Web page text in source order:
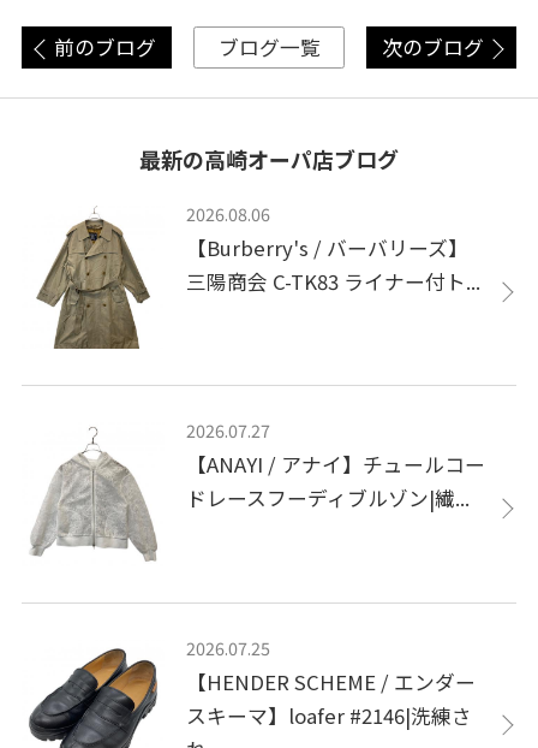
前のブログ ブログ一覧 次のブログ
最新の高崎オーパ店ブログ
2026.08.06
【Burberry's / バーバリーズ】
三陽商会 C-TK83 ライナー付ト...
2026.07.27
【ANAYI / アナイ】チュールコー
ドレースフーディブルゾン|繊...
2026.07.25
【HENDER SCHEME / エンダー
スキーマ】loafer #2146|洗練さ